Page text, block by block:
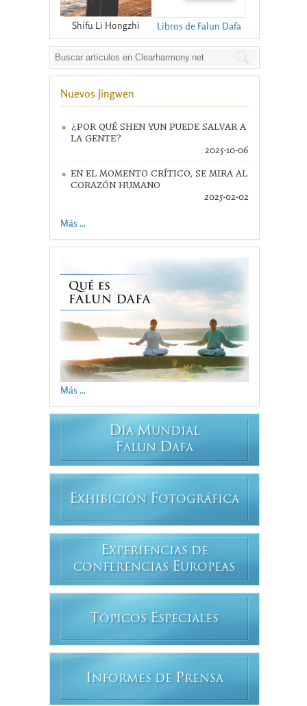
Shifu Li Hongzhi Libros de Falun Dafa
Nuevos Jingwen
¿POR QUÉ SHEN YUN PUEDE SALVAR A
LA GENTE?
2025-10-06
EN EL MOMENTO CRÍTICO, SE MIRA AL
CORAZÓN HUMANO
2025-02-02
Más ...
Más ...
DÍA MUNDIAL
FALUN DAFA
EXHIBICIÓN FOTOGRÁFICA
EXPERIENCIAS DE
CONFERENCIAS EUROPEAS
T ÓPICOS ESPECIALES
INFORMES DE PRENSA